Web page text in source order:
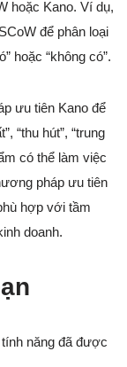
hoặc Kano. Ví dụ,
để phân loại
hoặc “không có”.
ưu tiên Kano để
“thu hút”, “trung
có thể làm việc
pháp ưu tiên
hợp với tầm
doanh.
năng đã được